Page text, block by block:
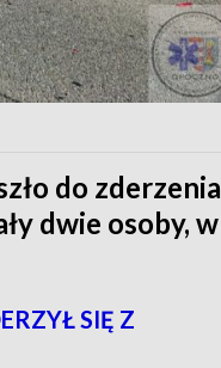
do zderzenia
dwie osoby, w
SIĘ Z